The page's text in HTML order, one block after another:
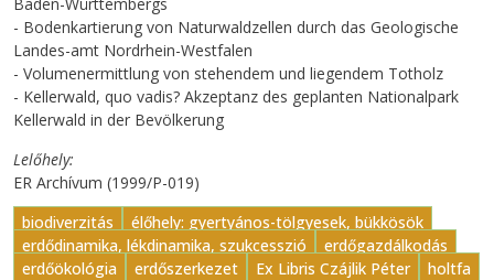
- Bodenkartierung von Naturwaldzellen durch das Geologische
Landes-amt Nordrhein-Westfalen
- Volumenermittlung von stehendem und liegendem Totholz
- Kellerwald, quo vadis? Akzeptanz des geplanten Nationalpark
Kellerwald in der Bevölkerung
Lelőhely
ER Archívum (1999/P-019)
biodiverzitás
élőhely: gyertyános-tölgyesek, bükkösök
erdődinamika, lékdinamika, szukcesszió
erdőgazdálkodás
erdőökológia
erdőszerkezet Ex Libris Czájlik Péter
holtfa